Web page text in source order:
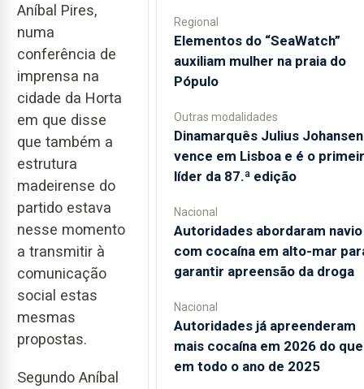
Aníbal Pires,
numa
conferência de
imprensa na
cidade da Horta
em que disse
que também a
estrutura
madeirense do
partido estava
nesse momento
a transmitir à
comunicação
social estas
mesmas
propostas.
Segundo Aníbal
Regional
​Elementos do “SeaWatch”
auxiliam mulher na praia do
Pópulo
Outras modalidades
Dinamarquês Julius Johansen
vence em Lisboa e é o
líder da 87.ª edição
Nacional
Autoridades abordaram navio
com cocaína em alto-mar
garantir apreensão da droga
Nacional
Autoridades já apreenderam
mais cocaína em 2026 do que
em todo o ano de 2025